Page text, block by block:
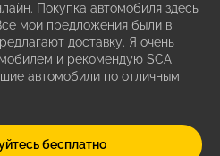
Покупка автомобиля здесь
мои предложения были в
доставку. Я очень
и рекомендую SCA
автомобили по отличным
бесплатно